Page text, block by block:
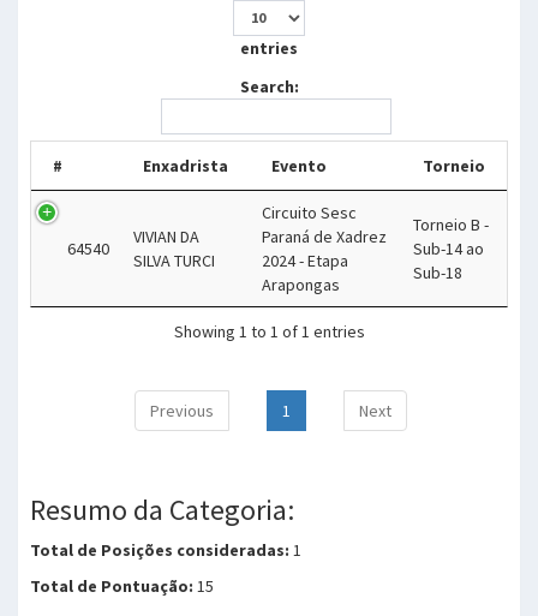
entries
Search:
# Enxadrista Evento Torneio
64540
VIVIAN DA
SILVA TURCI
Circuito Sesc
Paraná de Xadrez
2024 - Etapa
Arapongas
Torneio B -
Sub-14 ao
Sub-18
Showing 1 to 1 of 1 entries
Previous 1 Next
Resumo da Categoria:
Total de Posições consideradas: 1
Total de Pontuação: 15